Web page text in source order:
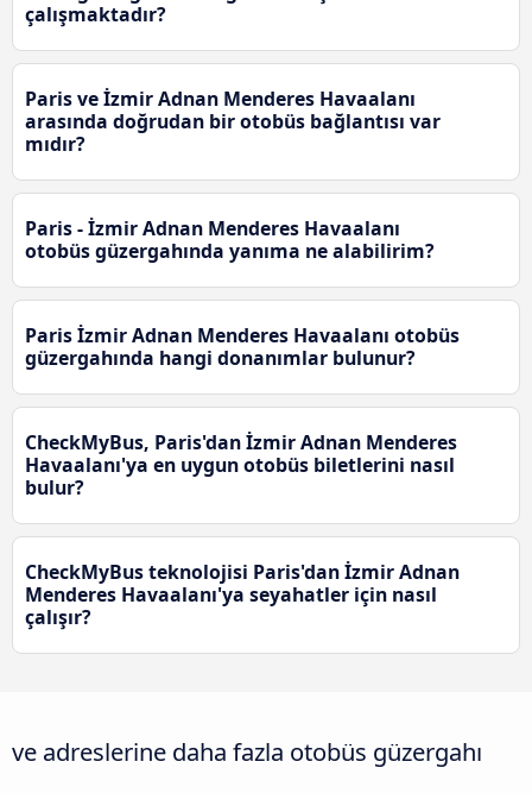
çalışmaktadır?
Paris ve İzmir Adnan Menderes Havaalanı
arasında doğrudan bir otobüs bağlantısı var
mıdır?
Paris - İzmir Adnan Menderes Havaalanı
otobüs güzergahında yanıma ne alabilirim?
Paris İzmir Adnan Menderes Havaalanı otobüs
güzergahında hangi donanımlar bulunur?
CheckMyBus, Paris'dan İzmir Adnan Menderes
Havaalanı'ya en uygun otobüs biletlerini nasıl
bulur?
CheckMyBus teknolojisi Paris'dan İzmir Adnan
Menderes Havaalanı'ya seyahatler için nasıl
çalışır?
ve adreslerine daha fazla otobüs güzergahı